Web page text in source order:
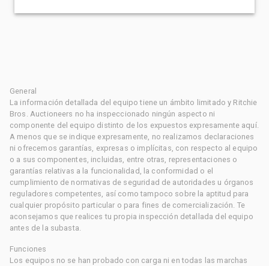
General
La información detallada del equipo tiene un ámbito limitado y Ritchie
Bros. Auctioneers no ha inspeccionado ningún aspecto ni
componente del equipo distinto de los expuestos expresamente aquí.
A menos que se indique expresamente, no realizamos declaraciones
ni ofrecemos garantías, expresas o implícitas, con respecto al equipo
o a sus componentes, incluidas, entre otras, representaciones o
garantías relativas a la funcionalidad, la conformidad o el
cumplimiento de normativas de seguridad de autoridades u órganos
reguladores competentes, así como tampoco sobre la aptitud para
cualquier propósito particular o para fines de comercialización. Te
aconsejamos que realices tu propia inspección detallada del equipo
antes de la subasta.
Funciones
Los equipos no se han probado con carga ni en todas las marchas